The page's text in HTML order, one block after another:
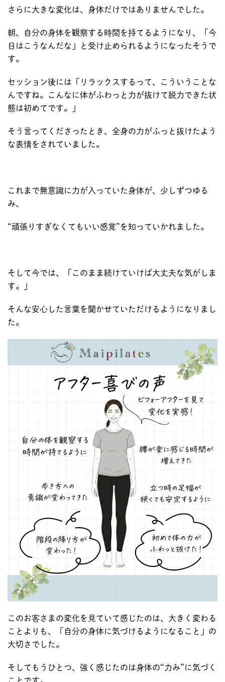
さらに大きな変化は、身体だけではありませんでした。
朝、自分の身体を観察する時間を持てるようになり、「今
日はこうなんだな」と受け止められるようになったそうで
す。
セッション後には「リラックスするって、こういうことな
んですね。こんなに体がふわっと力が抜けて脱力できた状
態は初めてです。」
そう言ってくださったとき、全身の力がふっと抜けたよう
な表情をされていました。
これまで無意識に力が入っていた身体が、少しずつゆる
み、
“頑張りすぎなくてもいい感覚”を知っていかれました。
そして今では、「このまま続けていけば大丈夫な気がしま
す。」
そんな安心した言葉を聞かせていただけるようになりまし
た。
このお客さまの変化を見ていて感じたのは、大きく変わる
ことよりも、「自分の身体に気づけるようになること」の
大切さでした。
そしてもうひとつ、強く感じたのは身体の“力み”に気づく
ことです。